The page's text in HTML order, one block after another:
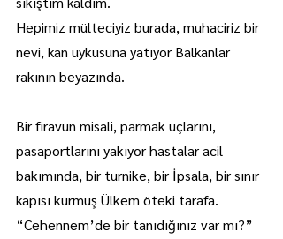
Hepimiz mülteciyiz burada, muhaciriz bir
nevi, kan uykusuna yatıyor Balkanlar
rakının beyazında.
Bir firavun misali, parmak uçlarını,
pasaportlarını yakıyor hastalar acil
bakımında, bir turnike, bir İpsala, bir sınır
kapısı kurmuş Ülkem öteki tarafa.
“Cehennem’de bir tanıdığınız var mı?”